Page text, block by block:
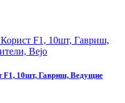
F1, 10шт, Гавриш, Ведущие